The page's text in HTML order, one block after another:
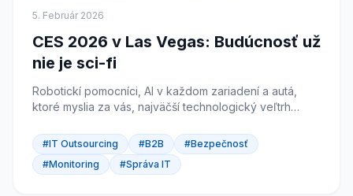
5. Február 2026
CES 2026 v Las Vegas: Budúcnosť už
nie je sci-fi
Robotickí pomocníci, AI v každom zariadení a autá,
ktoré myslia za vás, najväčší technologický veľtrh
najzaujímavejších noviniek z CES 2026.
#IT Outsourcing #B2B
#Bezpečnosť
#Monitoring
#Správa IT